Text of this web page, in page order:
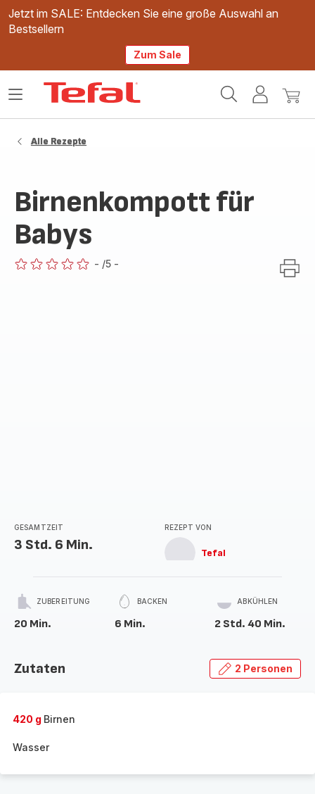
Jetzt im SALE: Entdecken Sie eine große Auswahl an
Bestsellern
Zum Sale
Mein
Mein
Das
Alle Rezepte
Birnenkompott für
Babys
- /5 -
GESAMTZEIT
3 Std. 6 Min.
REZEPT VON
Tefal
ZUBEREITUNG
20 Min.
BACKEN
6 Min.
ABKÜHLEN
2 Std. 40 Min.
Zutaten 2 Personen
420 g Birnen
Wasser